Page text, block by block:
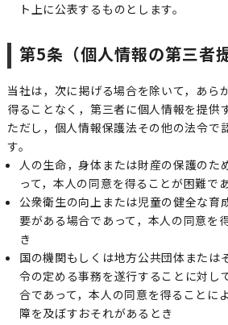
ト上に公表するものとします。
第5条（個人情報の第三者提
当社は，次に掲げる場合を除いて，あら
得ることなく，第三者に個人情報を提供
ただし，個人情報保護法その他の法令で
す。
人の生命，身体または財産の保護のた
って，本人の同意を得ることが困難で
公衆衛生の向上または児童の健全な育
要がある場合であって，本人の同意を
き
国の機関もしくは地方公共団体または
令の定める事務を遂行することに対し
合であって，本人の同意を得ることに
障を及ぼすおそれがあるとき